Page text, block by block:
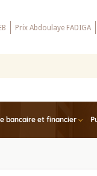
Prix Abdoulaye FADIGA
bancaire et financier